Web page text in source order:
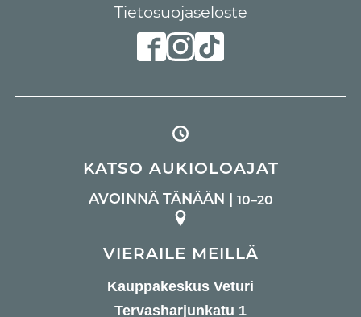
KATSO AUKIOLOAJAT
AVOINNÄ TÄNÄÄN | 10–20
VIERAILE MEILLÄ
Kauppakeskus Veturi
Tervasharjunkatu 1
Tietosuojaseloste